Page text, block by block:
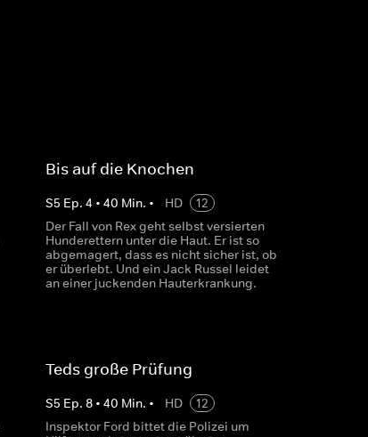
Bis auf die Knochen
S5 Ep. 4 • 40 Min. • HD
12
Der Fall von Rex geht selbst versierten
Hunderettern unter die Haut. Er ist so
abgemagert, dass es nicht sicher ist, ob
er überlebt. Und ein Jack Russel leidet
an einer juckenden Hauterkrankung.
Teds große Prüfung
S5 Ep. 8• 40 Min. • HD
12
Inspektor Ford bittet die Polizei um